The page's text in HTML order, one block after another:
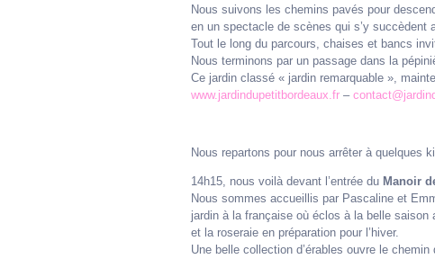
Nous suivons les chemins pavés pour
en un spectacle de scènes qui s’y succèdent
Tout le long du parcours, chaises et bancs
Nous terminons par un passage dans la
Ce jardin classé « jardin remarquable »,
www.jardindupetitbordeaux.fr –
Nous repartons pour nous arrêter à quelques
14h15, nous voilà devant l’entrée du Manoir
Nous sommes accueillis par Pascaline et
jardin à la française où éclos à la belle
et la roseraie en préparation pour l’hiver.
Une belle collection d’érables ouvre le